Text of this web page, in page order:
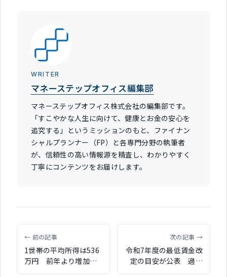
WRITER
マネーステップオフィス編集部
マネーステップオフィス株式会社の編集部です。
「すこやかな人生に向けて、健康とお金の安心を
追究する」というミッションのもと、ファイナン
シャルプランナー（FP）と各専門分野の執筆者
が、信頼性の高い情報源を精査し、わかりやすく
丁寧にコンテンツをお届けします。
← 前の記事
1世帯の平均所得は536
万円 前年より増加
も、所得平均を下回る
次の記事 →
令和7年度の最低賃金改
定の目安が公表 過去
最高の6.0％引き上げを